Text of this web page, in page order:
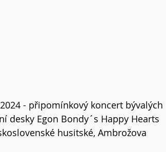
- připomínkový koncert bývalých
desky Egon Bondy´s Happy Hearts
husitské, Ambrožova